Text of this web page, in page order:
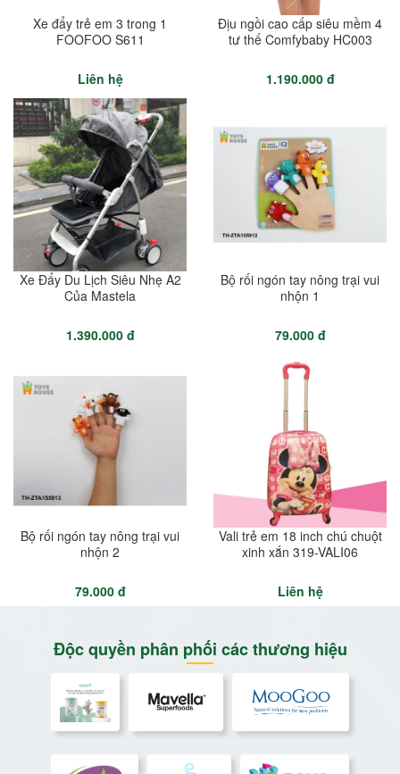
Xe đẩy trẻ em 3 trong 1
FOOFOO S611
Liên hệ
Địu ngồi cao cấp siêu mềm 4
tư thế Comfybaby HC003
1.190.000 đ
Xe Đẩy Du Lịch Siêu Nhẹ A2
Của Mastela
1.390.000 đ
Bộ rối ngón tay nông trại vui
nhộn 1
79.000 đ
Bộ rối ngón tay nông trại vui
nhộn 2
79.000 đ
Vali trẻ em 18 inch chú chuột
xinh xắn 319-VALI06
Liên hệ
Độc quyền phân phối các thương hiệu